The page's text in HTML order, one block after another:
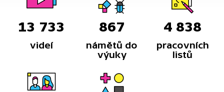
13 733
videí
867
námětů do
výuky
4 838
pracovních
listů